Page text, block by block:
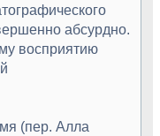
абсурдно.
восприятию
(пер. Алла